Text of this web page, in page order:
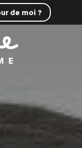
de moi ?